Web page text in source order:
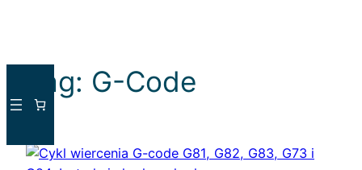
treści
Tag: G-Code